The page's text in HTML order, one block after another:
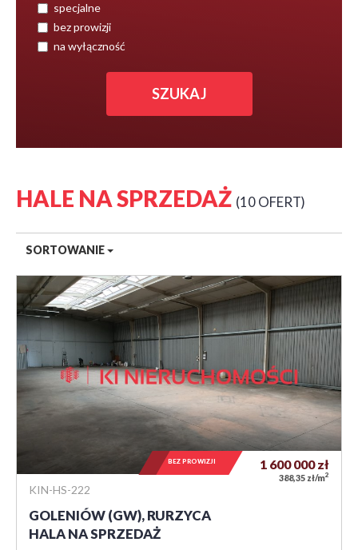
specjalne
bez prowizji
na wyłączność
HALE NA SPRZEDAŻ 10 OFERT
SORTOWANIE
KIN-HS-222
GOLENIÓW (GW), RURZYCA
HALA NA SPRZEDAŻ
1 600 000zł
388,35 zł/m2
BEZ PROWIZJI